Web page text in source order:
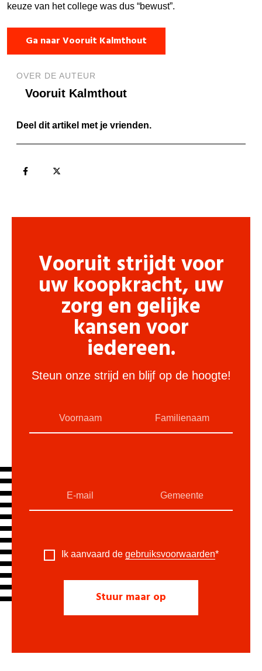
keuze van het college was dus “bewust”.
Ga naar Vooruit Kalmthout
OVER DE AUTEUR
Vooruit Kalmthout
Deel dit artikel met je vrienden.
Vooruit strijdt voor
uw koopkracht, uw
zorg en gelijke
kansen voor
iedereen.
Steun onze strijd en blijf op de hoogte!
Ik aanvaard de gebruiksvoorwaarden*